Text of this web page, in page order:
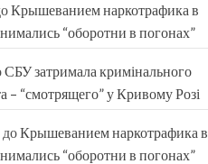
Крышеванием наркотрафика в
“оборотни в погонах”
СБУ затримала кримінального
– “смотрящего” у Кривому Розі
доКрышеванием наркотрафика в
“оборотни в погонах”